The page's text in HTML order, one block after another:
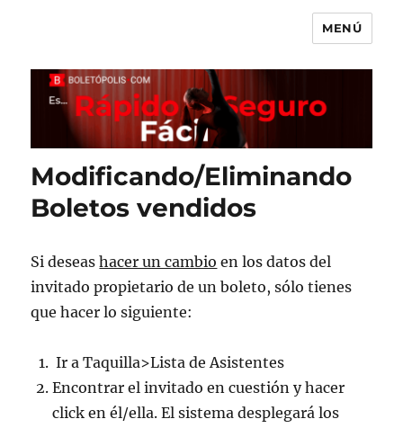
MENÚ
Modificando/Eliminando
Boletos vendidos
Si deseashacer un cambio en los datos del
invitado propietario de un boleto, sólo tienes
que hacer lo siguiente:
Ir a Taquilla>Lista de Asistentes
Encontrar el invitado en cuestión y hacer
click en él/ella. El sistema desplegará los